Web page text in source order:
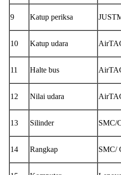
9 Katup periksa
10 Katup udara
11 Halte bus
12 Nilai udara
13 Silinder
SMC/
14
Rangkap SMC/